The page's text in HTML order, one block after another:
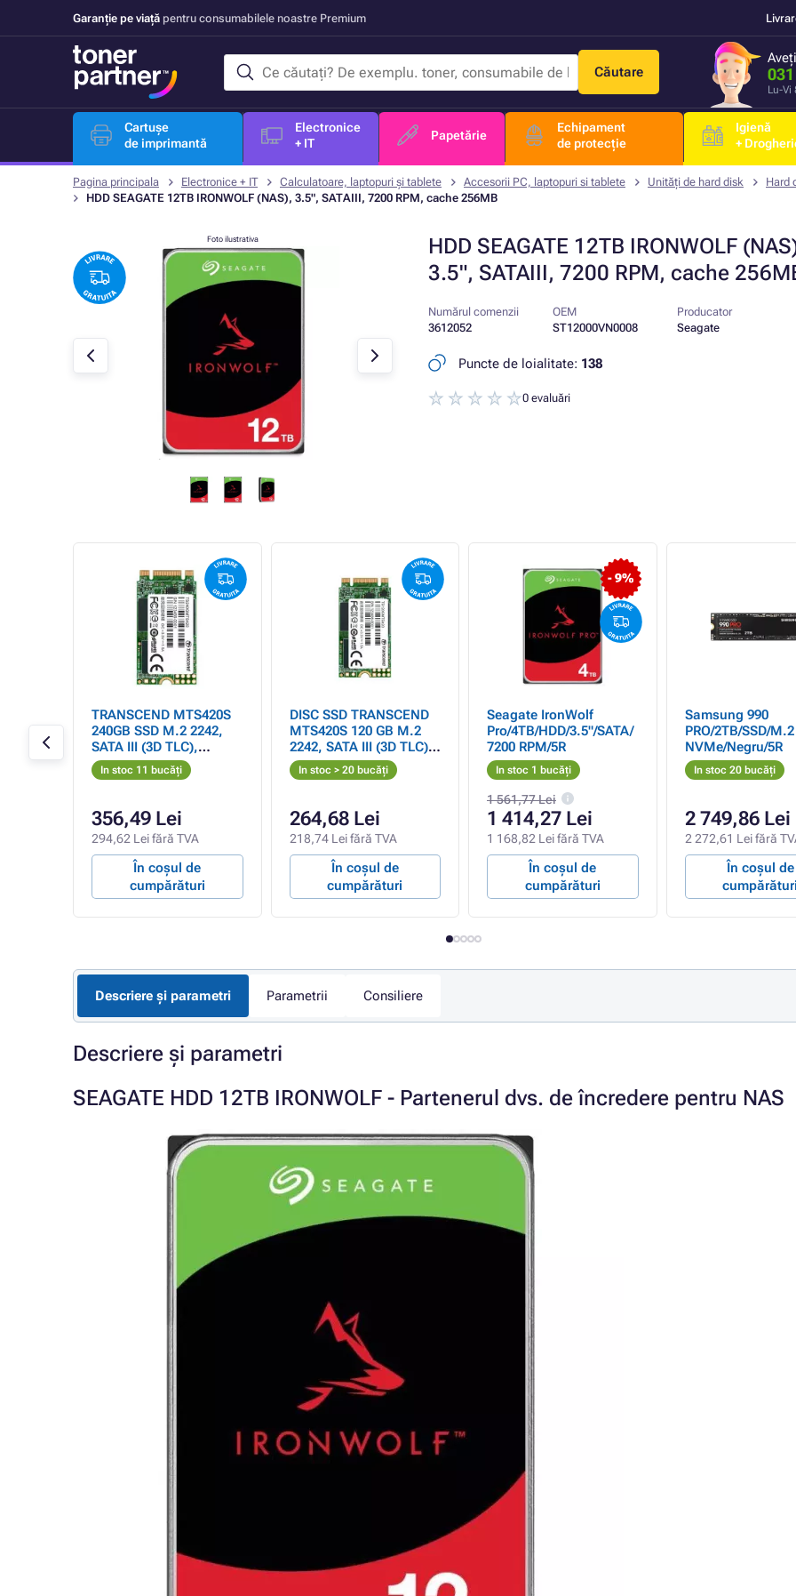
Garanție pe viață pentru consumabilele noastre Premium
Căutare
Lu-Vi
Cartușe
de imprimantă
Electronice
+ IT
Papetărie
Echipament
de protecție
Igienă
+
Pagina principala Electronice + IT Calculatoare, laptopuri și tablete Accesorii PC, laptopuri si tablete Unități de hard disk
Hard
HDD SEAGATE 12TB IRONWOLF (NAS), 3.5", SATAIII, 7200 RPM, cache 256MB
HDD SEAGATE 12TB IRONWOLF
3.5", SATAIII, 7200 RPM, cache
Foto ilustrativa
Numărul comenzii
3612052
OEM
ST12000VN0008
Producator
Seagate
Puncte de loialitate: 138
0 evaluări
TRANSCEND MTS420S
240GB SSD M.2 2242,
SATA III (3D TLC),
500MB/s R, 430MB/s W
In stoc 11 bucăți
356,49 Lei
294,62 Lei fără TVA
În coșul de
cumpărături
DISC SSD TRANSCEND
MTS420S 120 GB M.2
2242, SATA III (3D TLC),
500 MB/s R, 350 MB/s W
In stoc > 20 bucăți
264,68 Lei
218,74 Lei fără TVA
În coșul de
cumpărături
- 9%
Seagate IronWolf
Pro/4TB/HDD/3.5"/SATA/
7200 RPM/5R
In stoc 1 bucăți
1 561,77 Lei
1 414,27 Lei
1 168,82 Lei fără TVA
În coșul de
cumpărături
Samsung 990
PRO/2TB/SSD/M.2
NVMe/Negru/5R
In stoc 20 bucăți
2 749,86 Lei
2 272,61 Lei fără
În coșul de
cumpărături
Descriere și parametri Parametrii Consiliere
Descriere și parametri
SEAGATE HDD 12TB IRONWOLF - Partenerul dvs. de încredere pentru NAS